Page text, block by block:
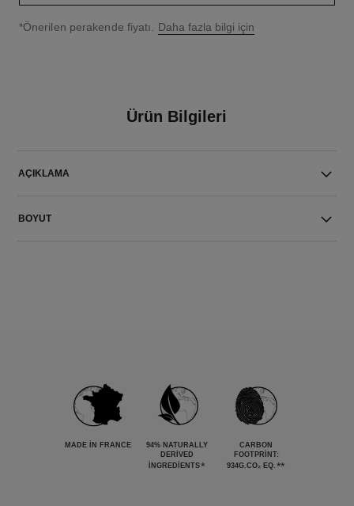
↩
*Önerilen perakende fiyatı. Daha fazla bilgi için
Ürün Bilgileri
AÇIKLAMA
BOYUT
MADE IN FRANCE
94% NATURALLY
DERIVED
INGREDIENTS*
CARBON
FOOTPRINT:
934G.CO₂ EQ. **